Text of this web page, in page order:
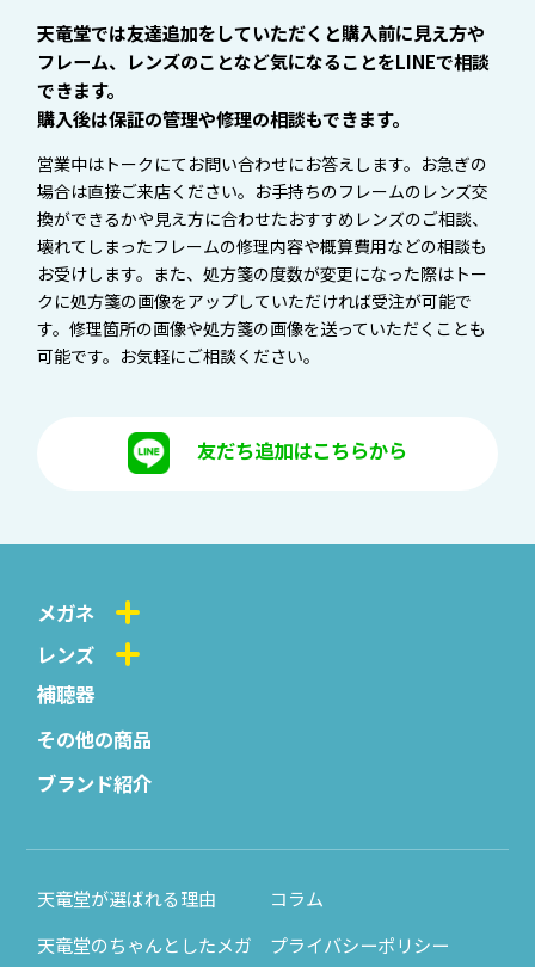
天竜堂では友達追加をしていただくと購入前に見え方や
フレーム、レンズのことなど気になることをLINEで相談
できます。
購入後は保証の管理や修理の相談もできます。
営業中はトークにてお問い合わせにお答えします。お急ぎの
場合は直接ご来店ください。お手持ちのフレームのレンズ交
換ができるかや見え方に合わせたおすすめレンズのご相談、
壊れてしまったフレームの修理内容や概算費用などの相談も
お受けします。また、処方箋の度数が変更になった際はトー
クに処方箋の画像をアップしていただければ受注が可能で
す。修理箇所の画像や処方箋の画像を送っていただくことも
可能です。お気軽にご相談ください。
友だち追加はこちらから
メガネ
レンズ
補聴器
その他の商品
ブランド紹介
天竜堂が選ばれる理由
天竜堂のちゃんとしたメガ
コラム
プライバシーポリシー